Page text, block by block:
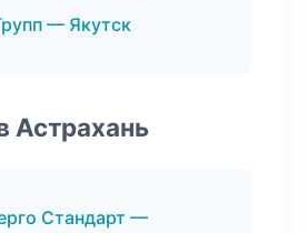
— Якутск
Астрахань
Стандарт —